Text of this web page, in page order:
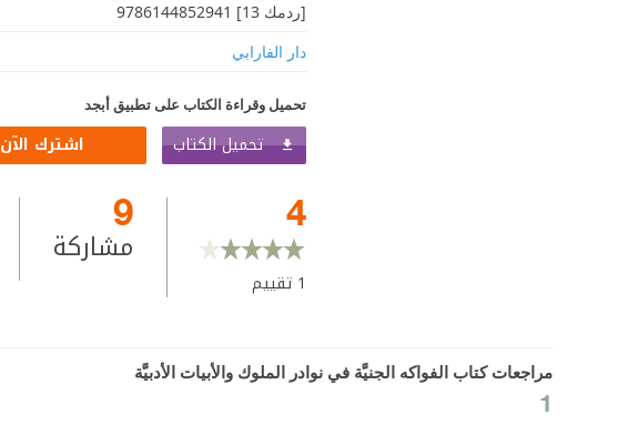
[ردمك 13] 9786144852941
دار الفارابي
تحميل وقراءة الكتاب على تطبيق أبجد
تحميل الكتاب اشترك الآن
4
1 تقييم
9
مشاركة
مراجعات كتاب الفواكه الجنيَّة في نوادر الملوك والأبيات الأدبيَّة
1